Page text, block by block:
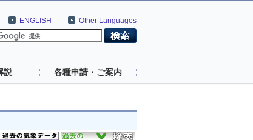
Other Languages
ENGLISH
説 各種申請・ご案内